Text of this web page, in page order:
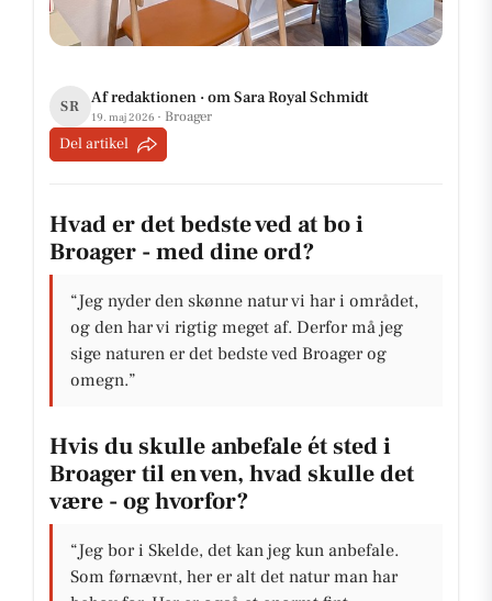
SR Af redaktionen · om Sara Royal Schmidt
19. maj 2026 · Broager
Del artikel
Hvad er det bedste ved at bo i
Broager - med dine ord?
“Jeg nyder den skønne natur vi har i området,
og den har vi rigtig meget af. Derfor må jeg
sige naturen er det bedste ved Broager og
omegn.”
Hvis du skulle anbefale ét sted i
Broager til en ven, hvad skulle det
være - og hvorfor?
“Jeg bor i Skelde, det kan jeg kun anbefale.
Som førnævnt, her er alt det natur man har